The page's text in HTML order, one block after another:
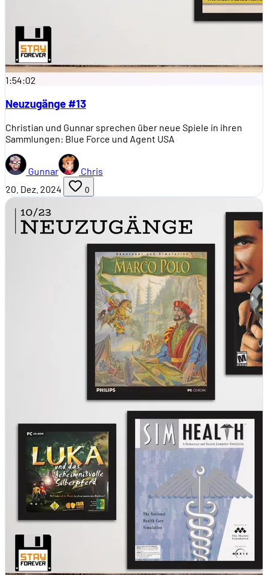
1:54:02
Neuzugänge #13
Christian und Gunnar sprechen über neue Spiele in ihren
Sammlungen: Blue Force und Agent USA
Gunnar
Chris
20. Dez. 2024
0